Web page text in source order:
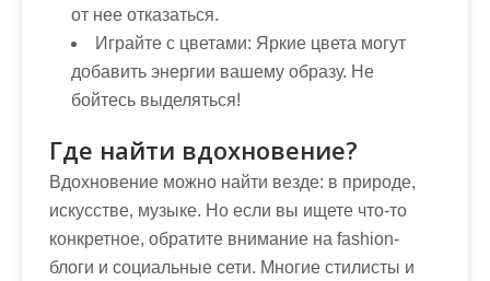
от нее отказаться.
Играйте с цветами: Яркие цвета могут
добавить энергии вашему образу. Не
бойтесь выделяться!
Где найти вдохновение?
Вдохновение можно найти везде: в природе,
искусстве, музыке. Но если вы ищете что-то
конкретное, обратите внимание на fashion-
блоги и социальные сети. Многие стилисты и